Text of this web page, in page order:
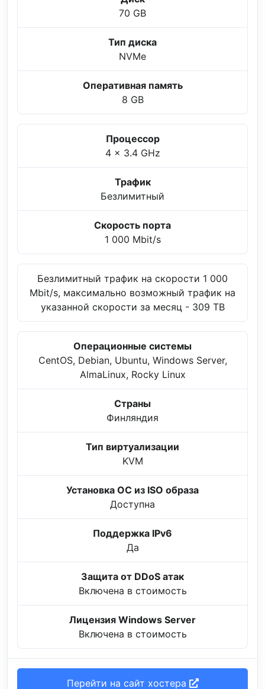
70 GB
Тип диска
NVMe
Оперативная память
8 GB
Процессор
4 x 3.4 GHz
Трафик
Безлимитный
Скорость порта
1 000 Mbit/s
Безлимитный трафик на скорости 1 000
Mbit/s, максимально возможный трафик на
указанной скорости за месяц - 309 TB
Операционные системы
CentOS, Debian, Ubuntu, Windows Server,
AlmaLinux, Rocky Linux
Страны
Финляндия
Тип виртуализации
KVM
Установка ОС из ISO образа
Доступна
Поддержка IPv6
Да
Защита от DDoS атак
Включена в стоимость
Лицензия Windows Server
Включена в стоимость
Перейти на сайт хостера